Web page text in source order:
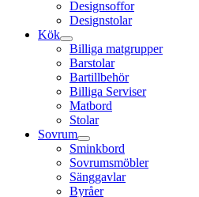
Designsoffor
Designstolar
Kök
Billiga matgrupper
Barstolar
Bartillbehör
Billiga Serviser
Matbord
Stolar
Sovrum
Sminkbord
Sovrumsmöbler
Sänggavlar
Byråer